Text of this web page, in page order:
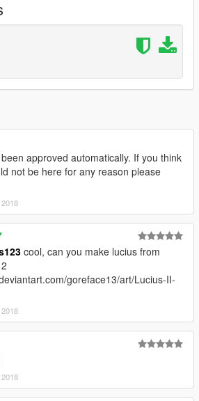
approved automatically. If you think
not be here for any reason please
cool, can you make lucius from
goreface13/art/Lucius-II-